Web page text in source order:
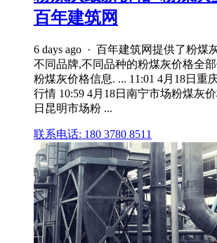
百年建筑网
6 days ago · 百年建筑网提供了粉煤
不同品牌,不同品种的粉煤灰价格全
粉煤灰价格信息. ... 11:01 4月18日重
行情 10:59 4月18日南宁市场粉煤灰
日昆明市场粉 ...
联系电话: 180 3780 8511